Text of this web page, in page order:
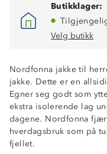
Butikklager:
Velg butikk
Nordfonna jakke til
jakke. Dette er en
Egner seg godt som
ekstra isolerende lag
dagene. Nordfonna
hverdagsbruk som på
fjellet.
Isolerende med
Vindtett
Lettvekt
Stikklommer